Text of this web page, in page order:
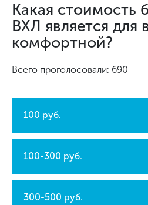
Какая стоимость
ВХЛ является для
комфортной?
Всего проголосовали: 690
100 руб.
100-300 руб.
300-500 руб.